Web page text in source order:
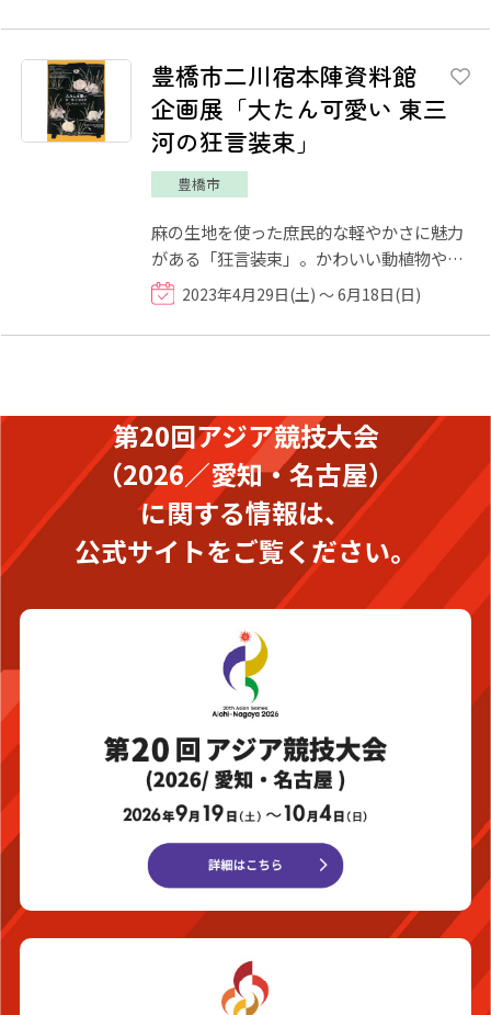
豊橋市二川宿本陣資料館
企画展「大たん可愛い 東三
河の狂言装束」
豊橋市
麻の生地を使った庶民的な軽やかさに魅力
がある「狂言装束」。かわいい動植物や農
作業の道具など身近な対象を題材に、大胆
な構図で染め上げた生地...
2023年4月29日(土) ～ 6月18日(日)
第20回アジア競技大会
（2026／愛知・名古屋）
に関する情報は、
公式サイトをご覧ください。